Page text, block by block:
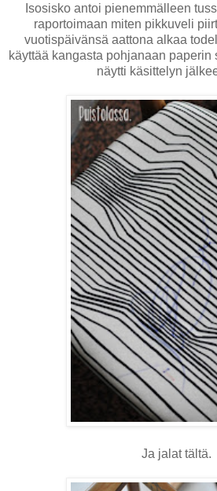
Isosisko antoi pienemmälleen
raportoimaan miten pikkuveli
vuotispäivänsä aattona alkaa
käyttää kangasta pohjanaan
näytti käsittelyn
Ja jalat tältä.